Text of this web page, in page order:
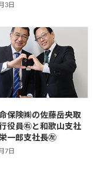
3日
保険㈱の佐藤岳央取
役員㊨と和歌山支社
一郎支社長㊧
7日